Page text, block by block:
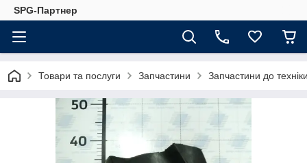
SPG-Партнер
Товари та послуги Запчастини Запчастини до